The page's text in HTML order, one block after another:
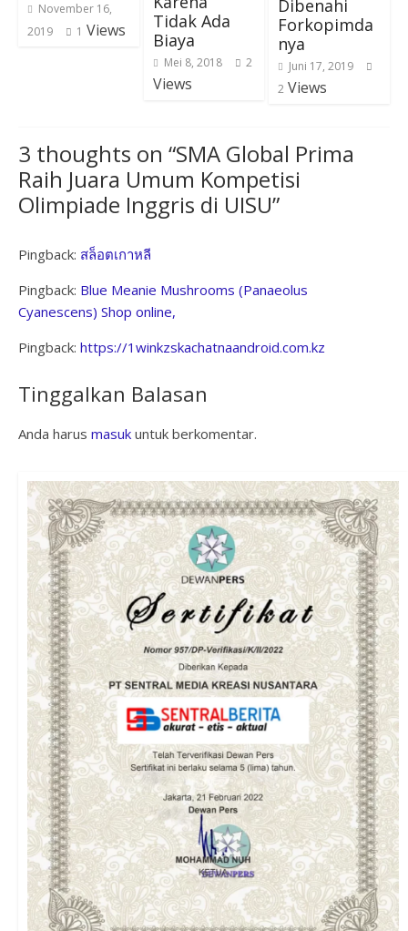
November 16,
2019
1 Views
Tidak Ada
Biaya
Mei 8, 2018 2
Views
Dibenahi
Forkopimda
nya
Juni 17, 2019
2 Views
3 thoughts on “SMA Global Prima
Raih Juara Umum Kompetisi
Olimpiade Inggris di UISU”
Pingback: สล็อตเกาหลี
Pingback: Blue Meanie Mushrooms (Panaeolus
Cyanescens) Shop online,
Pingback: https://1winkzskachatnaandroid.com.kz
Tinggalkan Balasan
Anda harus masukuntuk berkomentar.